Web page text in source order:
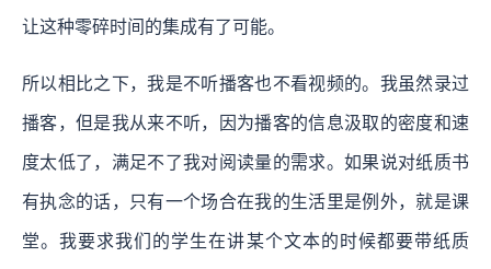
让这种零碎时间的集成有了可能。
所以相比之下，我是不听播客也不看视频的。我虽然录过
播客，但是我从来不听，因为播客的信息汲取的密度和速
度太低了，满足不了我对阅读量的需求。如果说对纸质书
有执念的话，只有一个场合在我的生活里是例外，就是课
堂。我要求我们的学生在讲某个文本的时候都要带纸质